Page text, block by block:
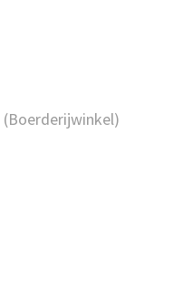
(Boerderijwinkel)